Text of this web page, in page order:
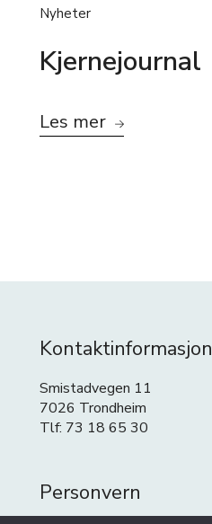
Nyheter
Kjernejournal
Les mer
Kontaktinformasjon
Smistadvegen 11
7026 Trondheim
Tlf: 73 18 65 30
Personvern